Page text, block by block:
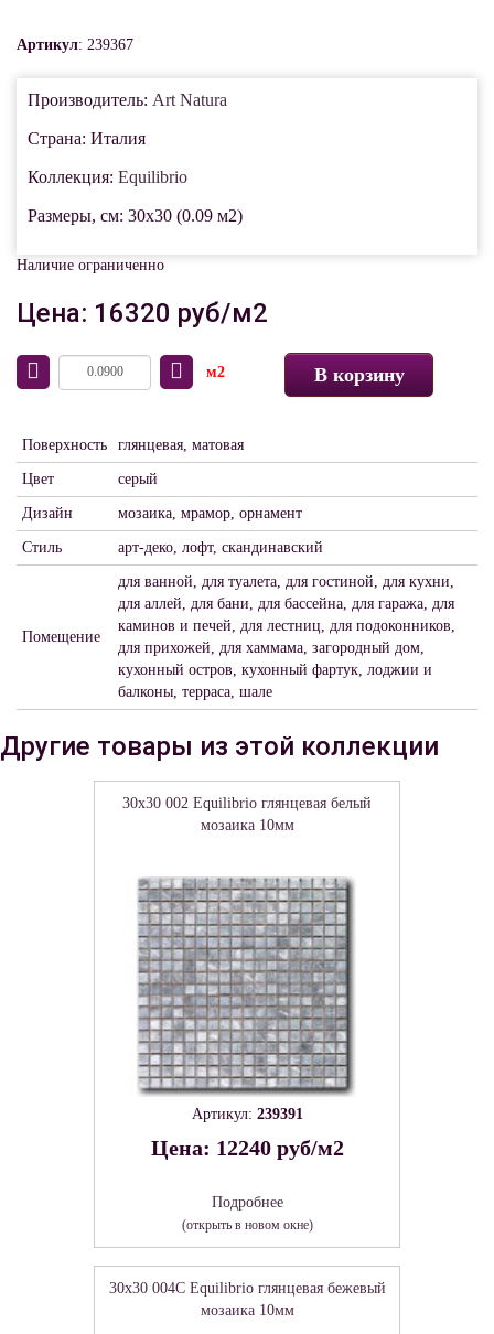
Артикул: 239367
Производитель: Art Natura
Страна: Италия
Коллекция: Equilibrio
Размеры, см: 30x30 (0.09 м2)
Наличие ограниченно
Цена: 16320 руб/м2
м2 В корзину
Поверхность глянцевая, матовая
Цвет серый
Дизайн мозаика, мрамор, орнамент
Стиль арт-деко, лофт, скандинавский
Помещение
для ванной, для туалета, для гостиной, для кухни,
для аллей, для бани, для бассейна, для гаража, для
каминов и печей, для лестниц, для подоконников,
для прихожей, для хаммама, загородный дом,
кухонный остров, кухонный фартук, лоджии и
балконы, терраса, шале
Другие товары из этой коллекции
30x30 002 Equilibrio глянцевая белый
мозаика 10мм
Артикул: 239391
Цена: 12240 руб/м2
Подробнее
(открыть в новом окне)
30x30 004C Equilibrio глянцевая бежевый
мозаика 10мм